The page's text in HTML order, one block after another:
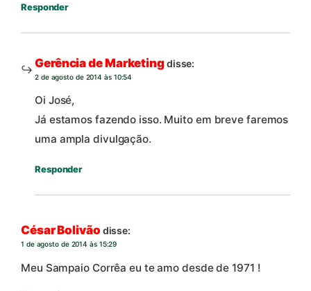
Responder
Gerência de Marketingdisse:
2 de agosto de 2014 às 10:54
Oi José,
Já estamos fazendo isso. Muito em breve faremos
uma ampla divulgação.
Responder
César Bolivão disse:
1 de agosto de 2014 às 15:29
Meu Sampaio Corrêa eu te amo desde de 1971 !